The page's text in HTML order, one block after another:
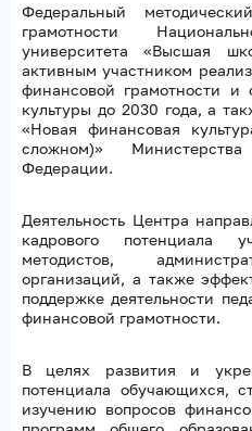
Федеральный
грамотности
университета «Высшая
активным участником
финансовой грамотности и
культуры до 2030 года, а
«Новая финансовая
сложном)»
Федерации.
Деятельность Центра
кадрового потенциала
методистов,
организаций, а также
поддержке деятельности
финансовой грамотности.
В целях развития и
потенциала обучающихся,
изучению вопросов